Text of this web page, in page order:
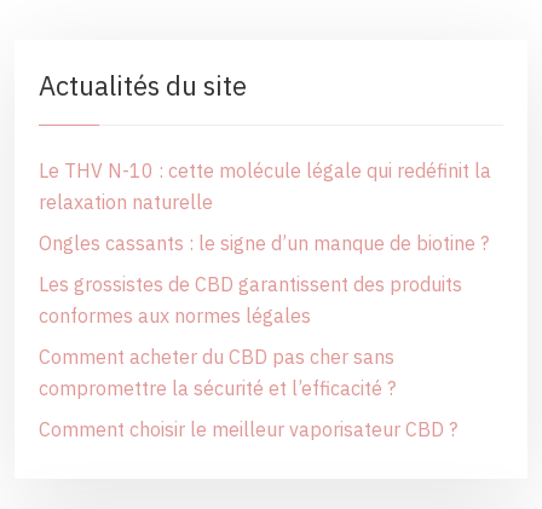
Actualités du site
Le THV N-10 : cette molécule légale qui redéfinit la
relaxation naturelle
Ongles cassants : le signe d’un manque de biotine ?
Les grossistes de CBD garantissent des produits
conformes aux normes légales
Comment acheter du CBD pas cher sans
compromettre la sécurité et l’efficacité ?
Comment choisir le meilleur vaporisateur CBD ?